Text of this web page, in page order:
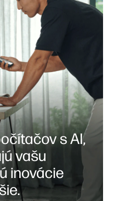
s AI,
vašu
inovácie